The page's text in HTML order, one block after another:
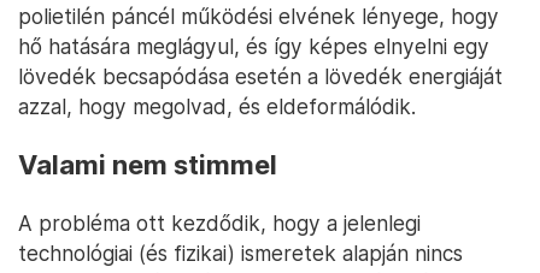
polietilén páncél működési elvének lényege, hogy
hő hatására meglágyul, és így képes elnyelni egy
lövedék becsapódása esetén a lövedék energiáját
azzal, hogy megolvad, és eldeformálódik.
Valami nem stimmel
A probléma ott kezdődik, hogy a jelenlegi
technológiai (és fizikai) ismeretek alapján nincs